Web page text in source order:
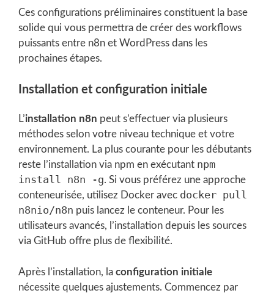
Ces configurations préliminaires constituent la base
solide qui vous permettra de créer des workflows
puissants entre n8n et WordPress dans les
prochaines étapes.
Installation et configuration initiale
L’installation n8n peut s’effectuer via plusieurs
méthodes selon votre niveau technique et votre
environnement. La plus courante pour les débutants
reste l’installation via npm en exécutant npm
install n8n -g. Si vous préférez une approche
conteneurisée, utilisez Docker avec docker pull
n8nio/n8n puis lancez le conteneur. Pour les
utilisateurs avancés, l’installation depuis les sources
via GitHub offre plus de flexibilité.
Après l’installation, la configuration initiale
nécessite quelques ajustements. Commencez par